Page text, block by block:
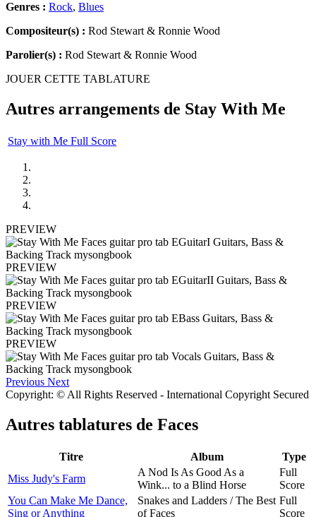
Genres : Rock, Blues
Compositeur(s) : Rod Stewart & Ronnie Wood
Parolier(s) : Rod Stewart & Ronnie Wood
JOUER CETTE TABLATURE
Autres arrangements de Stay With Me
Stay with Me Full Score
PREVIEW
PREVIEW
PREVIEW
PREVIEW
Previous Next
Copyright: © All Rights Reserved - International Copyright Secured
Autres tablatures de Faces
Titre Album
Type
Miss Judy's Farm
A Nod Is As Good As a
Wink... to a Blind Horse
Full
Score
You Can Make Me Dance,
Sing or Anything
Snakes and Ladders / The Best
of Faces
Full
Score